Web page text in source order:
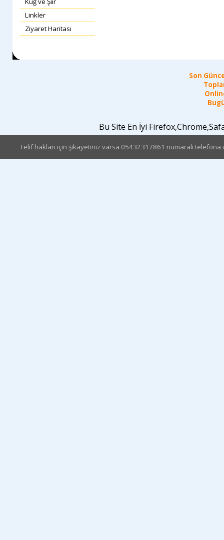
Linkler
Ziyaret Haritası
Son
Bu Site En İyi
Telif hakları için şikayetiniz varsa 05432317861 numaralı telefona